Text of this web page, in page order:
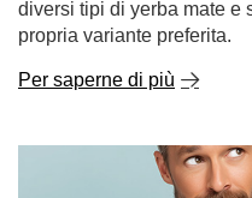
diversi tipi di yerba mate e
propria variante preferita.
Per saperne di più